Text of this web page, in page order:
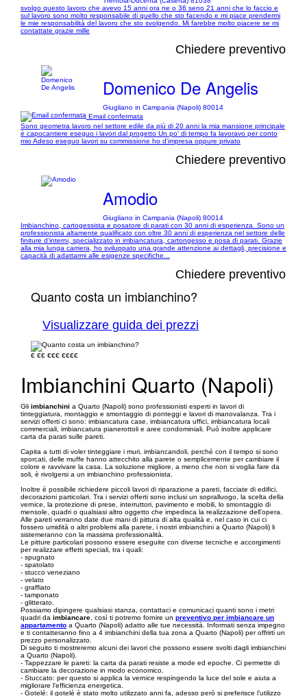
svolgo questo lavoro che avevo 15 anni ora ne o 36 seno 21 anni che lo faccio e
sul lavoro sono molto responsabile di quello che sto facendo e mi piace prendermi
le mie responsabilità del lavoro che sto svolgendo. Mi farebbe molto piacere se mi
contattate grazie mille
Chiedere preventivo
Domenico De Angelis
Giugliano in Campania (Napoli) 80014
Email confermata
Sono geometra lavoro nel settore edile da più di 20 anni la mia mansione principale
è capocantiere eseguo i lavori dal progetto Un po' di tempo fa lavoravo per conto
mio Adeso eseguo lavori su commissione ho d'impresa oppure privato
Chiedere preventivo
Amodio
Giugliano in Campania (Napoli) 80014
Imbianchino, cartogessista e posatore di parati con 30 anni di esperienza. Sono un
professionista altamente qualificato con oltre 30 anni di esperienza nel settore delle
finiture d'interni, specializzato in imbiancatura, cartongesso e posa di parati. Grazie
alla mia lunga carriera, ho sviluppato una grande attenzione ai dettagli, precisione e
capacità di adattarmi alle esigenze specifiche...
Chiedere preventivo
Quanto costa un imbianchino?
Visualizzare guida dei prezzi
€ €€ €€€ €€€€
Imbianchini Quarto (Napoli)
Gli imbianchini a Quarto (Napoli) sono professionisti esperti in lavori di
tinteggiatura, montaggio e smontaggio di ponteggi e lavori di manovalanza. Tra i
servizi offerti ci sono: imbiancatura case, imbiancatura uffici, imbiancatura locali
commerciali, imbiancatura pianerottoli e aree condominiali. Può inoltre applicare
carta da parati sulle pareti.
Capita a tutti di voler tinteggiare i muri, imbiancandoli, perché con il tempo si sono
sporcati, delle muffe hanno attecchito alla parete o semplicemente per cambiare il
colore e ravvivare la casa. La soluzione migliore, a meno che non si voglia fare da
soli, è rivolgersi a un imbianchino professionista.
Inoltre è possibile richiedere piccoli lavori di riparazione a pareti, facciate di edifici,
decorazioni particolari. Tra i servizi offerti sono inclusi un sopralluogo, la scelta della
vernice, la protezione di prese, interruttori, pavimento e mobili, lo smontaggio di
mensole, quadri o qualsiasi altro oggetto che impedisca la realizzazione dell’opera.
Alle pareti verranno date due mani di pittura di alta qualità e, nel caso in cui ci
fossero umidità o altri problemi alla parete, i nostri imbianchini a Quarto (Napoli) li
sistemeranno con la massima professionalità.
Le pitture particolari possono essere eseguite con diverse tecniche e accorgimenti
per realizzare effetti speciali, tra i quali:
- spugnato
- spatolato
- stucco veneziano
- velato
- graffiato
- tamponato
- glitterato.
Possiamo dipingere qualsiasi stanza, contattaci e comunicaci quanti sono i metri
quadri da imbiancare , così ti potremo fornire un preventivo per imbiancare un
appartamento a Quarto (Napoli) adatto alle tue necessità. Informati senza impegno
e ti contatteranno fino a 4 imbianchini della tua zona a Quarto (Napoli) per offrirti un
prezzo personalizzato.
Di seguito ti mostreremo alcuni dei lavori che possono essere svolti dagli imbianchini
a Quarto (Napoli).
- Tappezzare le pareti: la carta da parati resiste a mode ed epoche. Ci permette di
cambiare la decorazione in modo economico.
- Stuccato: per questo si applica la vernice respingendo la luce del sole e aiuta a
migliorare l'efficienza energetica.
- Gotelé: il gotelé è stato molto utilizzato anni fa, adesso però si preferisce l’utilizzo